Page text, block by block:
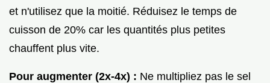
et n'utilisez que la moitié. Réduisez le temps de
cuisson de 20% car les quantités plus petites
chauffent plus vite.
Pour augmenter (2x-4x) : Ne multipliez pas le sel